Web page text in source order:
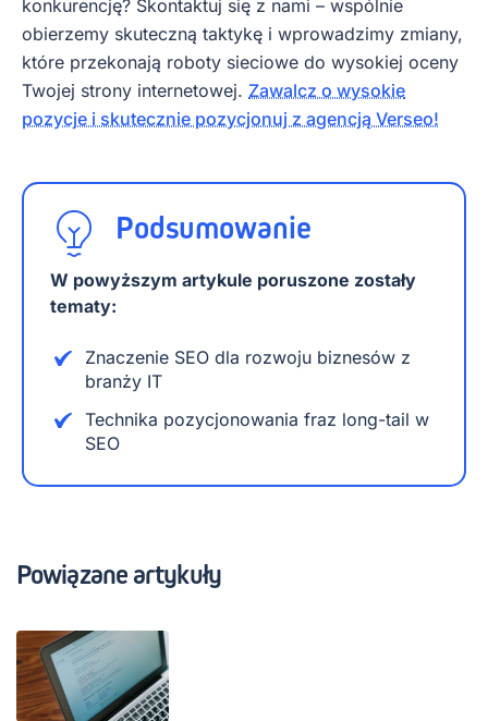
konkurencję? Skontaktuj się z nami – wspólnie
obierzemy skuteczną taktykę i wprowadzimy zmiany,
które przekonają roboty sieciowe do wysokiej oceny
Twojej strony internetowej. Zawalcz o wysokie
pozycje i skutecznie pozycjonuj z agencją Verseo!
Podsumowanie
W powyższym artykule poruszone zostały
tematy:
Znaczenie SEO dla rozwoju biznesów z
branży IT
Technika pozycjonowania fraz long-tail w
SEO
Powiązane artykuły